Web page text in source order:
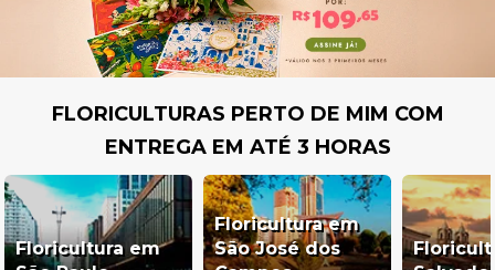
FLORICULTURAS PERTO DE MIM COM
ENTREGA EM ATÉ 3 HORAS
Floricultura em
Floricultura em
São José dos